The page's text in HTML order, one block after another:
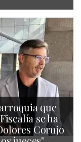
que
se ha
Corujo